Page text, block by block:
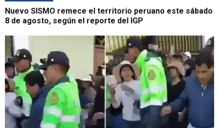
Nuevo SISMO remece el territorio peruano este sábado
8 de agosto, según el reporte del IGP